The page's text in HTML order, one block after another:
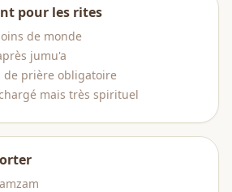
pour les rites
de monde
jumu'a
de prière obligatoire
mais très spirituel